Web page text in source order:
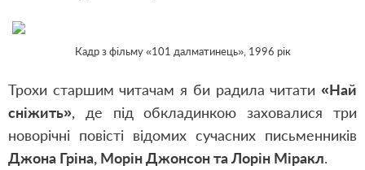
Кадр з фільму «101 далматинець», 1996 рік
Трохи старшим читачам я би радила читати «Най
сніжить», де під обкладинкою заховалися три
новорічні повісті відомих сучасних письменників
Джона Гріна, Морін Джонсон та Лорін Міракл.